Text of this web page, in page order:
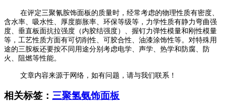
在评定三聚氰胺饰面板的质量时，经常考虑的物理性质有密度、
含水率、吸水性、厚度膨胀率、环保等级等，力学性质有静力弯曲强
度、垂直板面抗拉强度（内胶结强度）、握钉力弹性模量和刚性模量
等，工艺性质方面有可切削性、可胶合性、油漆涂饰性等。对特殊用
途的三胺板还要按不同用途分别考虑电学、声学、热学和防腐、防
火、阻燃等性能。
文章内容来源于网络，如有问题，请与我们联系！
相关标签： 三聚氢氨饰面板